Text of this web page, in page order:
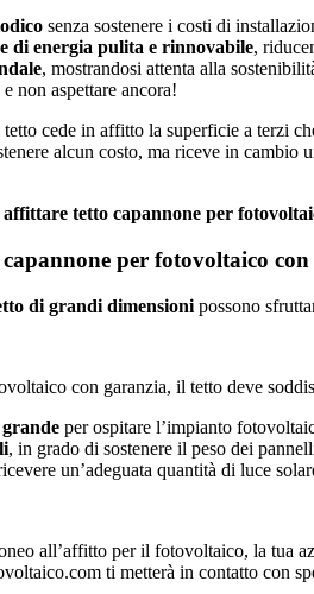
senza sostenere i costi di
di energia pulita e rinnovabile,
, mostrandosi attenta alla
e non aspettare ancora!
cede in affitto la superficie a terzi
alcun costo, ma riceve in cambio
affittare tetto capannone per
per fotovoltaico
di grandi dimensioni possono
con garanzia, il tetto deve
per ospitare l’impianto
, in grado di sostenere il peso dei
un’adeguata quantità di luce
all’affitto per il fotovoltaico, la tua
ti metterà in contatto con